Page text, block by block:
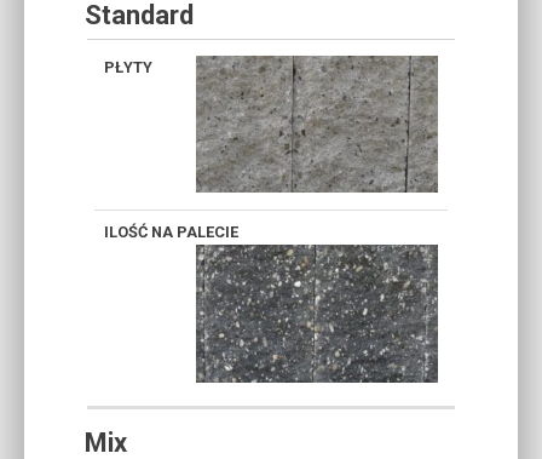
Standard
BIAŁY GRAFIT
Mix